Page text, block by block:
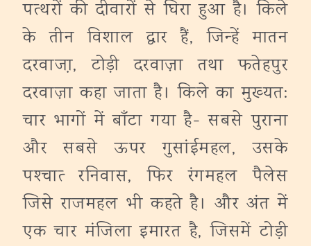
पत्‍थरों की दीवारों से घिरा हुआ है। किले
के तीन विशाल द्वार हैं, जिन्‍हें मातन
दरवाजा़, टोड़ी दरवाज़ा तथा फतेहपुर
दरवाज़ा कहा जाता है। किले का मुख्‍यत:
चार भागों में बाँटा गया है- सबसे पुराना
और सबसे ऊपर गुसांईमहल, उसके
पश्‍चात्‍ रनिवास, फिर रंगमहल पैलेस
जिसे राजमहल भी कहते है। और अंत में
एक चार मंजिला इमारत है, जिसमें टोड़ी